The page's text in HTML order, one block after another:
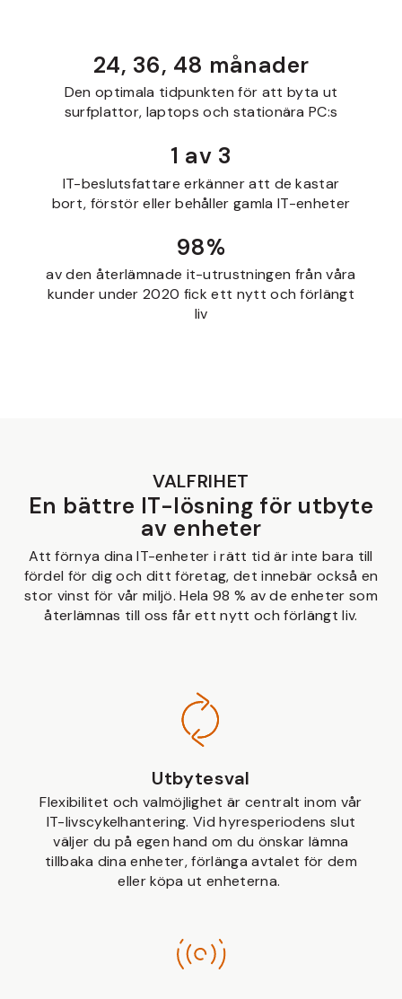
24, 36, 48 månader
Den optimala tidpunkten för att byta ut
surfplattor, laptops och stationära PC:s
1 av 3
IT-beslutsfattare erkänner att de kastar
bort, förstör eller behåller gamla IT-enheter
98%
av den återlämnade it-utrustningen från våra
kunder under 2020 fick ett nytt och förlängt
liv
VALFRIHET
En bättre IT-lösning för utbyte
av enheter
Att förnya dina IT-enheter i rätt tid är inte bara till
fördel för dig och ditt företag, det innebär också en
stor vinst för vår miljö. Hela 98 % av de enheter som
återlämnas till oss får ett nytt och förlängt liv.
Utbytesval
Flexibilitet och valmöjlighet är centralt inom vår
IT-livscykelhantering. Vid hyresperiodens slut
väljer du på egen hand om du önskar lämna
tillbaka dina enheter, förlänga avtalet för dem
eller köpa ut enheterna.